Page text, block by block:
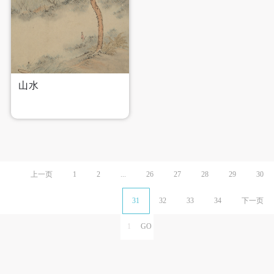
山水
上一页 1 2 ... 26 27 28 29 30
31 32 33 34 下一页